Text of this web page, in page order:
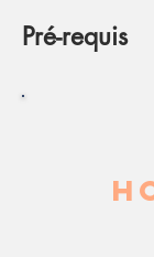
Pré-requis